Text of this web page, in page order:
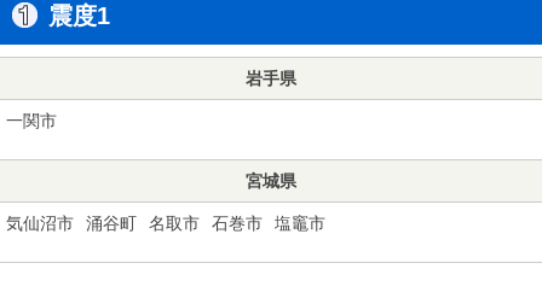
震度1
岩手県
一関市
宮城県
気仙沼市 涌谷町 名取市 石巻市 塩竈市